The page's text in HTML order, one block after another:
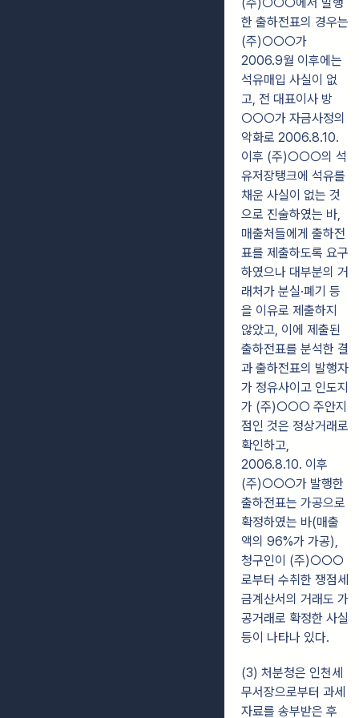
한 출하전표의 경우는
(주)○○○가
2006.9월 이후에는
석유매입 사실이 없
고, 전 대표이사 방
○○○가 자금사정의
악화로 2006.8.10.
이후 (주)○○○의 석
유저장탱크에 석유를
채운 사실이 없는 것
으로 진술하였는 바,
매출처들에게 출하전
표를 제출하도록 요구
하였으나 대부분의 거
래처가 분실·폐기 등
을 이유로 제출하지
않았고, 이에 제출된
출하전표를 분석한 결
과 출하전표의 발행자
가 정유사이고 인도지
가 (주)○○○ 주안지
점인 것은 정상거래로
확인하고,
2006.8.10. 이후
(주)○○○가 발행한
출하전표는 가공으로
확정하였는 바(매출
액의 96%가 가공),
청구인이 (주)○○○
로부터 수취한 쟁점세
금계산서의 거래도 가
공거래로 확정한 사실
등이 나타나 있다.
(3) 처분청은 인천세
무서장으로부터 과세
자료를 송부받은 후